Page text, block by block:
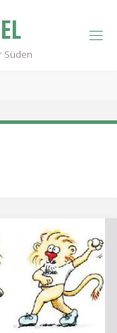
EL
Süden